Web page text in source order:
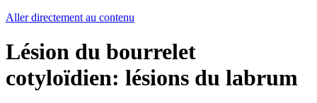
Aller directement au contenu
Lésion du bourrelet
cotyloïdien: lésions du labrum